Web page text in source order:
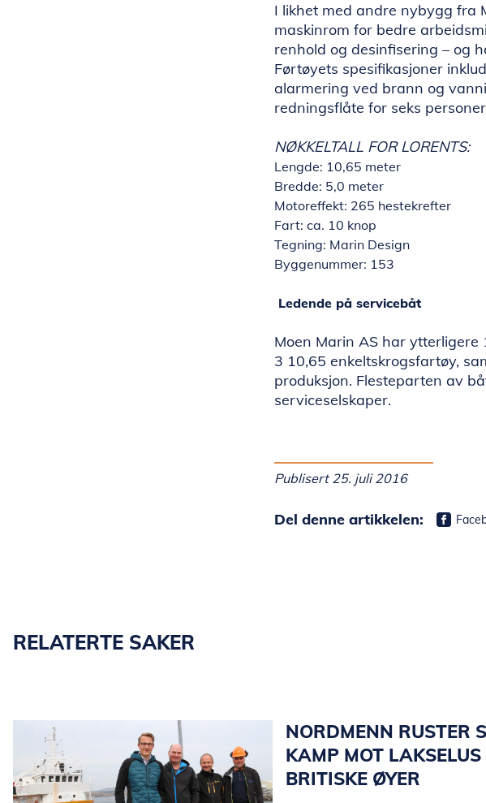
I likhet med andre nybygg fra
maskinrom for bedre
renhold og desinfisering – og
Førtøyets spesifikasjoner
alarmering ved brann og
redningsflåte for seks
NØKKELTALL FOR LORENTS:
Lengde: 10,65 meter
Bredde: 5,0 meter
Motoreffekt: 265 hestekrefter
Fart: ca. 10 knop
Tegning: Marin Design
Byggenummer: 153
Ledende på servicebåt
Moen Marin AS har
3 10,65 enkeltskrogsfartøy,
produksjon. Flesteparten av
serviceselskaper.
Publisert 25. juli 2016
Del denne artikkelen:
RELATERTE SAKER
NORDMENN RUSTER
KAMP MOT LAKSELUS
BRITISKE ØYER